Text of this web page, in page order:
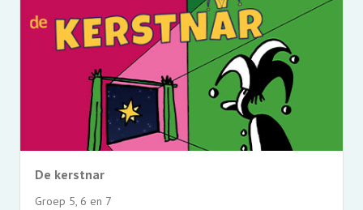
De kerstnar
Groep 5, 6 en 7